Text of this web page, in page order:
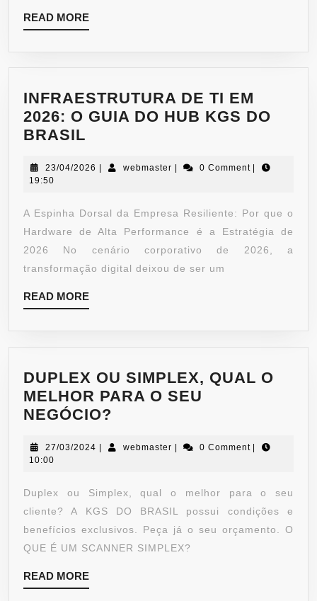
READ MORE
INFRAESTRUTURA DE TI EM
2026: O GUIA DO HUB KGS DO
BRASIL
23/04/2026 webmaster 0 Comment
19:50
A Espinha Dorsal da Empresa Resiliente: Por que o
Hardware de Alta Performance é a Estratégia de
2026 No cenário corporativo de 2026, a
transformação digital deixou de ser um
READ MORE
DUPLEX OU SIMPLEX, QUAL O
MELHOR PARA O SEU
NEGÓCIO?
27/03/2024 | webmaster | 0 Comment |
10:00
Duplex ou Simplex, qual o melhor para o seu
cliente? A KGS DO BRASIL possui condições e
benefícios exclusivos. Peça já o seu orçamento. O
QUE É UM SCANNER SIMPLEX?
READ MORE